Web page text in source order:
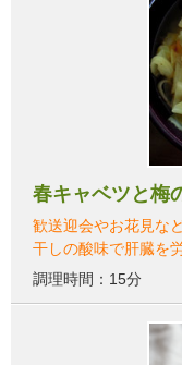
春キャベツと梅
歓送迎会やお花見な
干しの酸味で肝臓を
調理時間：15分